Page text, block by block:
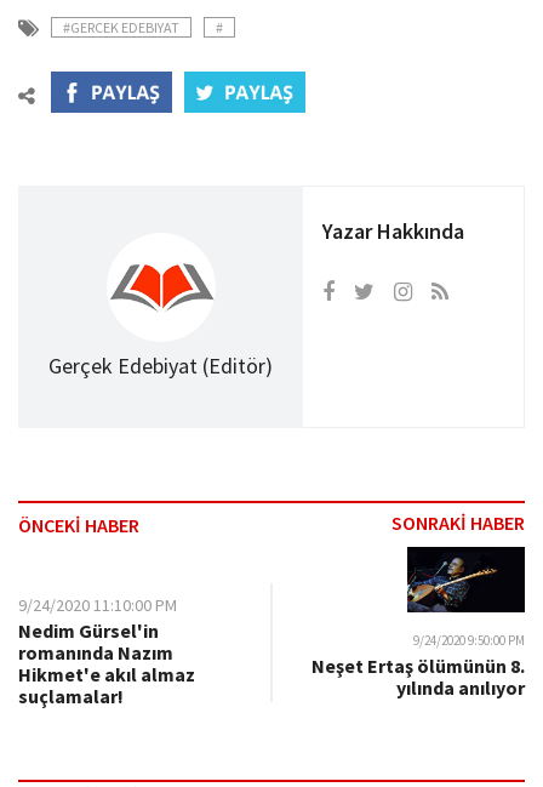
#GERCEK EDEBIYAT #
Gerçek Edebiyat (Editör)
Yazar Hakkında
ÖNCEKİ HABER SONRAKİ HABER
9/24/2020 11:10:00 PM
Nedim Gürsel'in
romanında Nazım
Hikmet'e akıl almaz
suçlamalar!
9/24/2020 9:50:00 PM
Neşet Ertaş ölümünün 8.
yılında anılıyor